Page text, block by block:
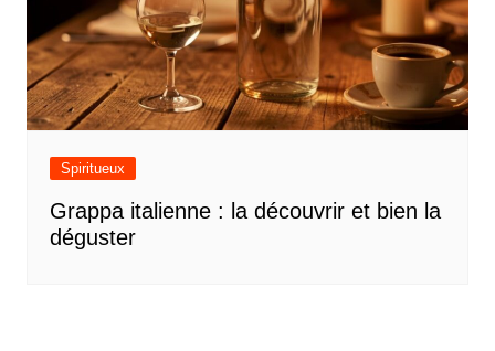
Spiritueux
Grappa italienne : la découvrir et bien la
déguster